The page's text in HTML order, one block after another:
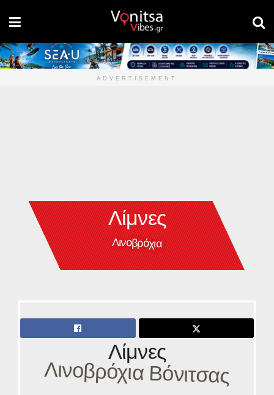
ADVERTISEMENT
Λίμνες
Λινοβρόχια
Λίμνες
Λινοβρόχια Βόνιτσας